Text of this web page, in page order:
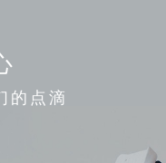
的点滴